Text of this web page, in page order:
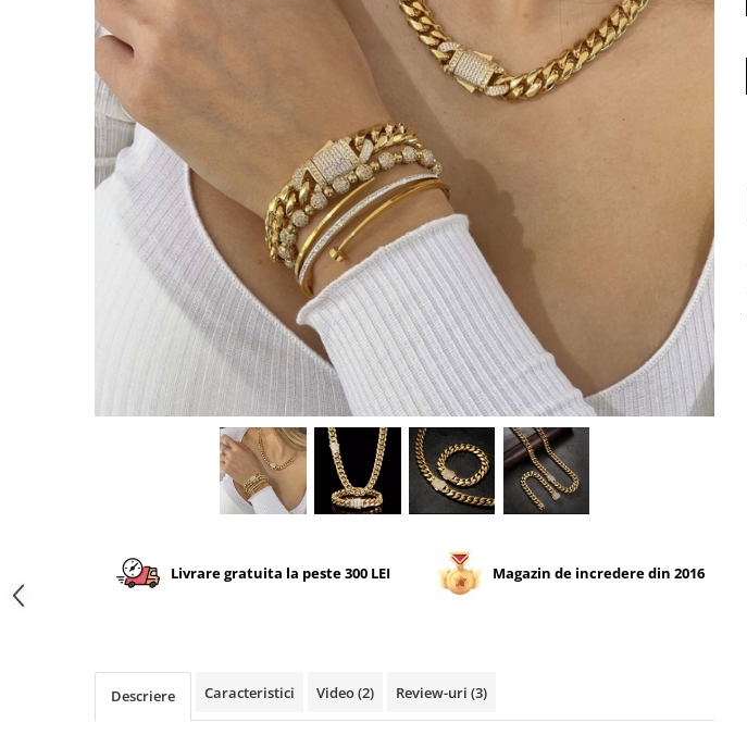
CEASURI DAMA
Livrare gratuita la peste 300 LEI Magazin de incredere din 2016
Descriere Caracteristici Video(2) Review-uri (3)